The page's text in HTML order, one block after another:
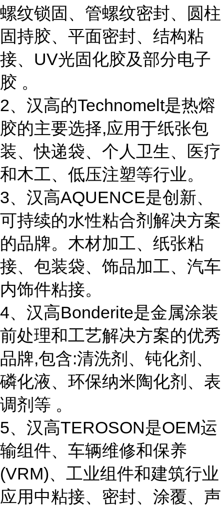
螺纹锁固、管螺纹密封、圆柱
固持胶、平面密封、结构粘
接、UV光固化胶及部分电子
胶 。
2、汉高的Technomelt是热熔
胶的主要选择,应用于纸张包
装、快递袋、个人卫生、医疗
和木工、低压注塑等行业。
3、汉高AQUENCE是创新、
可持续的水性粘合剂解决方案
的品牌。木材加工、纸张粘
接、包装袋、饰品加工、汽车
内饰件粘接。
4、汉高Bonderite是金属涂装
前处理和工艺解决方案的优秀
品牌,包含:清洗剂、钝化剂、
磷化液、环保纳米陶化剂、表
调剂等 。
5、汉高TEROSON是OEM运
输组件、车辆维修和保养
(VRM)、工业组件和建筑行业
应用中粘接、密封、涂覆、声